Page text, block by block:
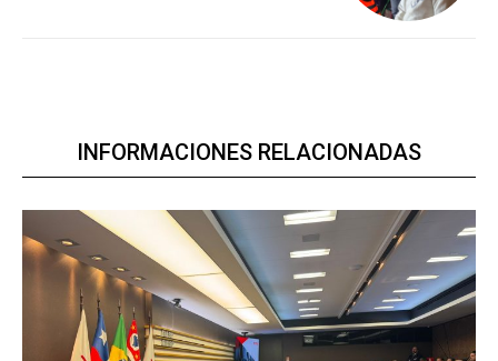
INFORMACIONES RELACIONADAS